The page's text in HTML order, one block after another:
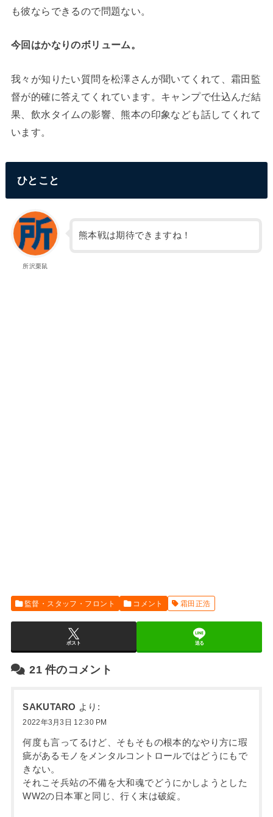
も彼ならできるので問題ない。
今回はかなりのボリューム。
我々が知りたい質問を松澤さんが聞いてくれて、霜田監
督が的確に答えてくれています。キャンプで仕込んだ結
果、飲水タイムの影響、熊本の印象なども話してくれて
います。
ひとこと
所沢栗鼠
熊本戦は期待できますね！
監督・スタッフ・フロント コメント 霜田正浩
ポスト 送る
21件のコメント
SAKUTARO より:
2022年3月3日 12:30 PM
何度も言ってるけど、そもそもの根本的なやり方に瑕
疵があるモノをメンタルコントロールではどうにもで
きない。
それこそ兵站の不備を大和魂でどうにかしようとした
WW2の日本軍と同じ、行く末は破綻。